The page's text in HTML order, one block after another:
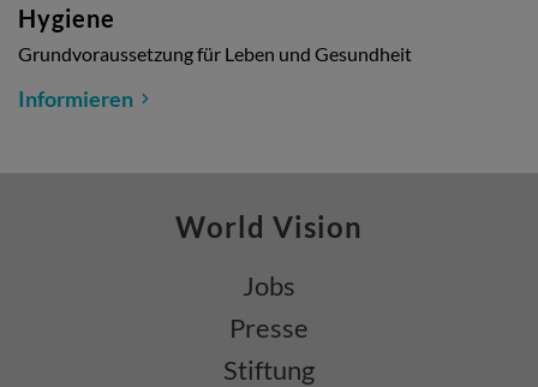
Hygiene
Grundvoraussetzung für Leben und Gesundheit
Informieren
World Vision
Jobs
Presse
Stiftung